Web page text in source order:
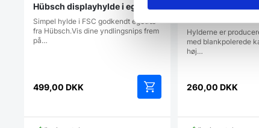
Hübsch displayhylde i egetræ
Simpel hylde i FSC godkendt egetræ
fra Hübsch.Vis dine yndlingsnips frem
på…
499,00 DKK
Hylderne er
med blankpolerede
høj…
260,00DKK